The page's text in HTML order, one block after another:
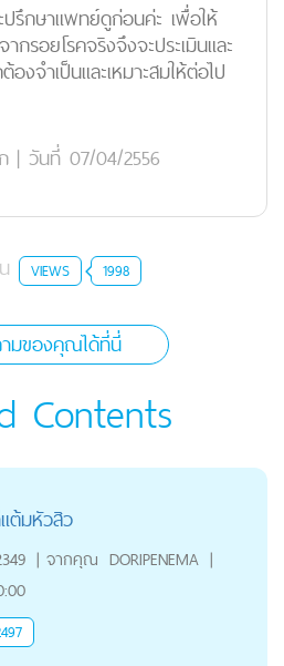
ปรึกษาแพทย์ดูก่อนค่ะ เพื่อให้
รอยโรคจริงจึงจะประเมินและ
งจำเป็นและเหมาะสมให้ต่อไป
| วันที่ 07/04/2556
VIEWS 1998
มของคุณได้ที่นี่
Contents
ต้มหัวสิว
| จากคุณ DORIPENEMA |